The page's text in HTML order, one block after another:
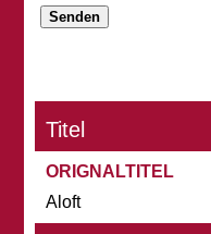
Titel
ORIGNALTITEL
Aloft